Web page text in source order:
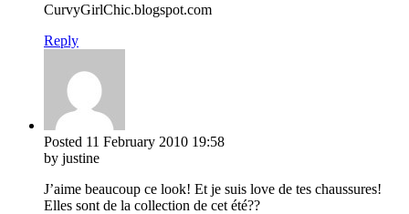
CurvyGirlChic.blogspot.com
Reply
Posted 11 February 2010 19:58
by justine
J’aime beaucoup ce look! Et je suis love de tes chaussures!
Elles sont de la collection de cet été??